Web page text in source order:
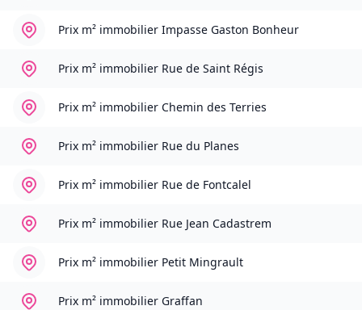
Prix m² immobilier Impasse Gaston Bonheur
Prix m² immobilier Rue de Saint Régis
Prix m² immobilier Chemin des Terries
Prix m² immobilier Rue du Planes
Prix m² immobilier Rue de Fontcalel
Prix m² immobilier Rue Jean Cadastrem
Prix m² immobilier Petit Mingrault
Prix m² immobilier Graffan